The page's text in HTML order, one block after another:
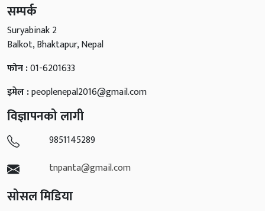
सम्पर्क
Suryabinak 2
Balkot, Bhaktapur, Nepal
फोन :01-6201633
इमेल :peoplenepal2016@gmail.com
विज्ञापनको लागी
9851145289
tnpanta@gmail.com
सोसल मिडिया